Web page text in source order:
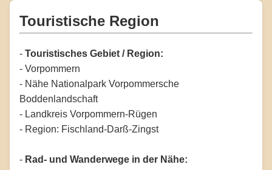
Touristische Region
- Touristisches Gebiet / Region:
- Vorpommern
- Nähe Nationalpark Vorpommersche
Boddenlandschaft
- Landkreis Vorpommern-Rügen
- Region: Fischland-Darß-Zingst
- Rad- und Wanderwege in der Nähe: